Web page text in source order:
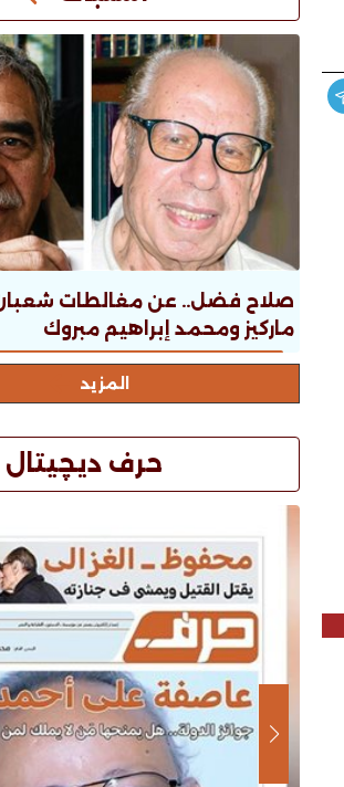
صلاح فضل.. عن مغالطات
ماركيز ومحمد إبراهيم مبروك
المزيد
حرف ديچيتال